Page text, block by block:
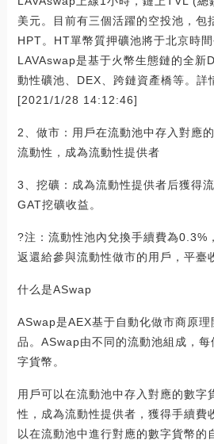
美元。目前有三個活躍的空投池，包
HPT。HT單幣質押礦池將于北京時間
LAVAswap是基于火幣生態鏈的全新
動性礦池、DEX、跨鏈資產橋等。詳
[2021/1/28 14:12:46]
2、做市：用戶在流動池中存入對應
流動性，成為流動性提供者
3、挖礦：成為流動性提供者后獲得
GAT挖礦收益。
?注：流動性池內兌換手續費為0.3%
返還給參與流動性做市的用戶，平臺
什么是ASwap
ASwap是AEX基于自動化做市商原理
品。ASwap由不同的流動池組成，
字貨幣。
用戶可以在流動池中存入對應的數字
性，成為流動性提供者，獲得手續費
以在流動池中進行對應的數字貨幣的